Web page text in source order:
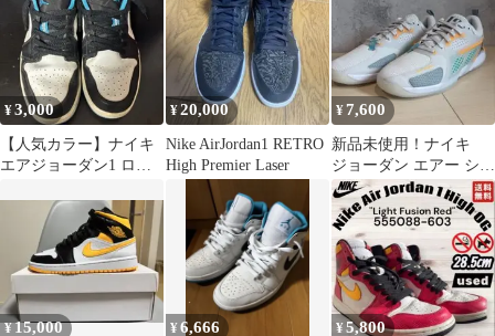
¥3,000
【人気カラー】ナイキ
エアジョーダン1 ロー
¥20,000
Nike AirJordan1 RETRO
High Premier Laser
¥7,600
新品未使用！ナイキ
ジョーダン エアー シリ
ーズ PF バスケットシ
ューズ
¥15,000 ¥6,666 ¥ 5,800